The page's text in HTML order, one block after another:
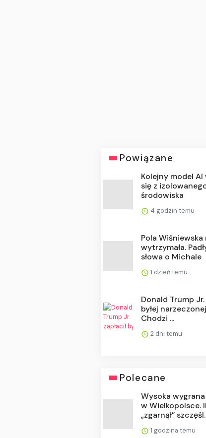
Powiązane
Kolejny model AI
się z
środowiska
4 godzin temu
Pola Wiśniewska
wytrzymała.
słowa o Michale
1 dzień temu
Donald Trump Jr.
byłej
Chodzi ...
2 dni temu
Polecane
Wysoka
w Wielkopolsce.
„zgarnął”
1 godzina temu